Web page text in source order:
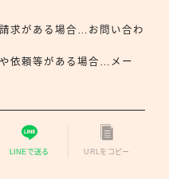
求がある場合…お問い合わ
依頼等がある場合…メー
LINEで送る URLをコピー